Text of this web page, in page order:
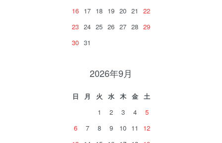
16 17 18 19 20 21
22
23 24 25 26 27 28 29
30 31
2026年9月
日 月 火 水 木 金
土
1
2 3 4
5
6
7 8 9 10 11
12